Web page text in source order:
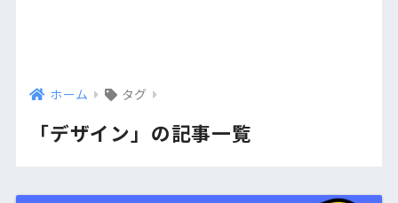
ホーム タグ
「デザイン」の記事一覧